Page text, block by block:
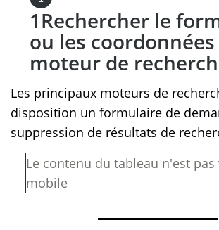
Rechercher le
ou les
moteur de
Les principaux moteurs de
disposition un formulaire de
suppression de résultats de